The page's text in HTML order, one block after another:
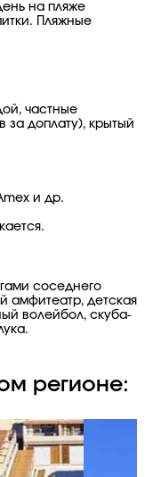
на пляже
Пляжные
частные
доплату), крытый
и др.
соседнего
амфитеатр, детская
волейбол, скуба-
регионе: